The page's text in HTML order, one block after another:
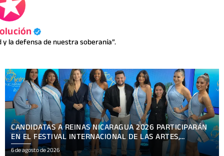
la defensa de nuestra soberanía”.
COPRESIDENTA ROSARIO MURILLO: “NICARAGUA SOLO SE
ARRODILLA ANTE DIOS”
6 de agosto de 2026